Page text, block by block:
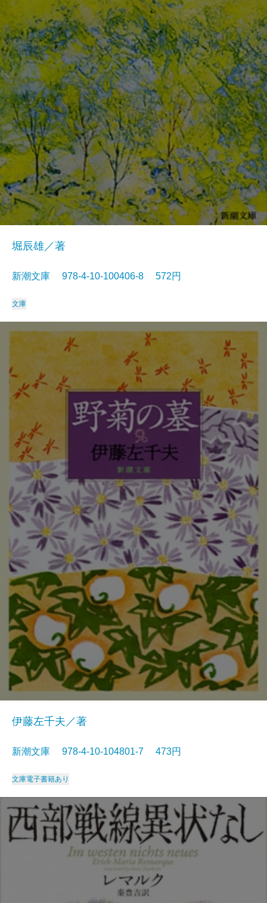
堀辰雄／著
新潮文庫 978-4-10-100406-8 572円
文庫
伊藤左千夫／著
新潮文庫 978-4-10-104801-7 473円
文庫電子書籍あり